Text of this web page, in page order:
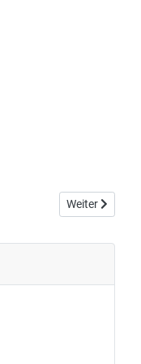
Nächster
Weiter